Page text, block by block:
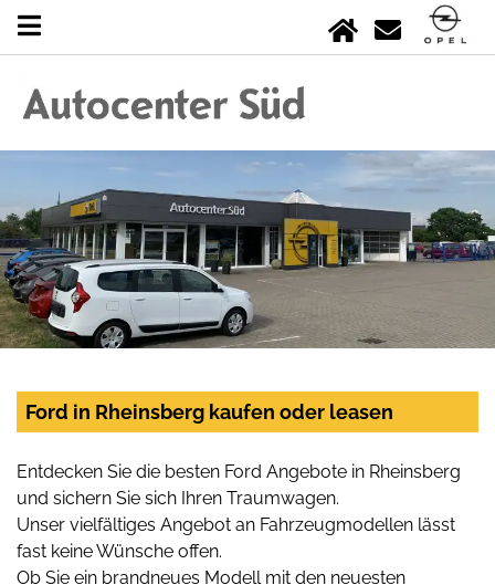
Ford in Rheinsberg kaufen oder leasen
Entdecken Sie die besten Ford Angebote in Rheinsberg
und sichern Sie sich Ihren Traumwagen.
Unser vielfältiges Angebot an Fahrzeugmodellen lässt
fast keine Wünsche offen.
Ob Sie ein brandneues Modell mit den neuesten